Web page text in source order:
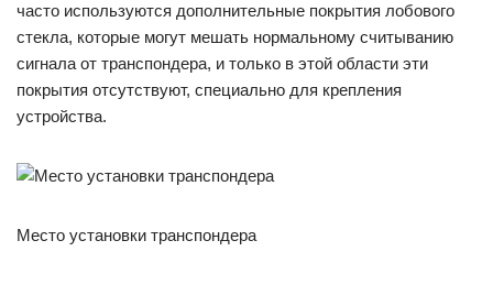
часто используются дополнительные покрытия лобового
стекла, которые могут мешать нормальному считыванию
сигнала от транспондера, и только в этой области эти
покрытия отсутствуют, специально для крепления
устройства.
Место установки транспондера